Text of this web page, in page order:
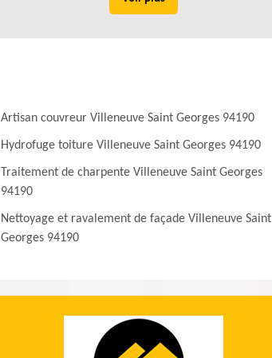
Artisan couvreur Villeneuve Saint Georges 94190
Hydrofuge toiture Villeneuve Saint Georges 94190
Traitement de charpente Villeneuve Saint Georges
94190
Nettoyage et ravalement de façade Villeneuve Saint
Georges 94190